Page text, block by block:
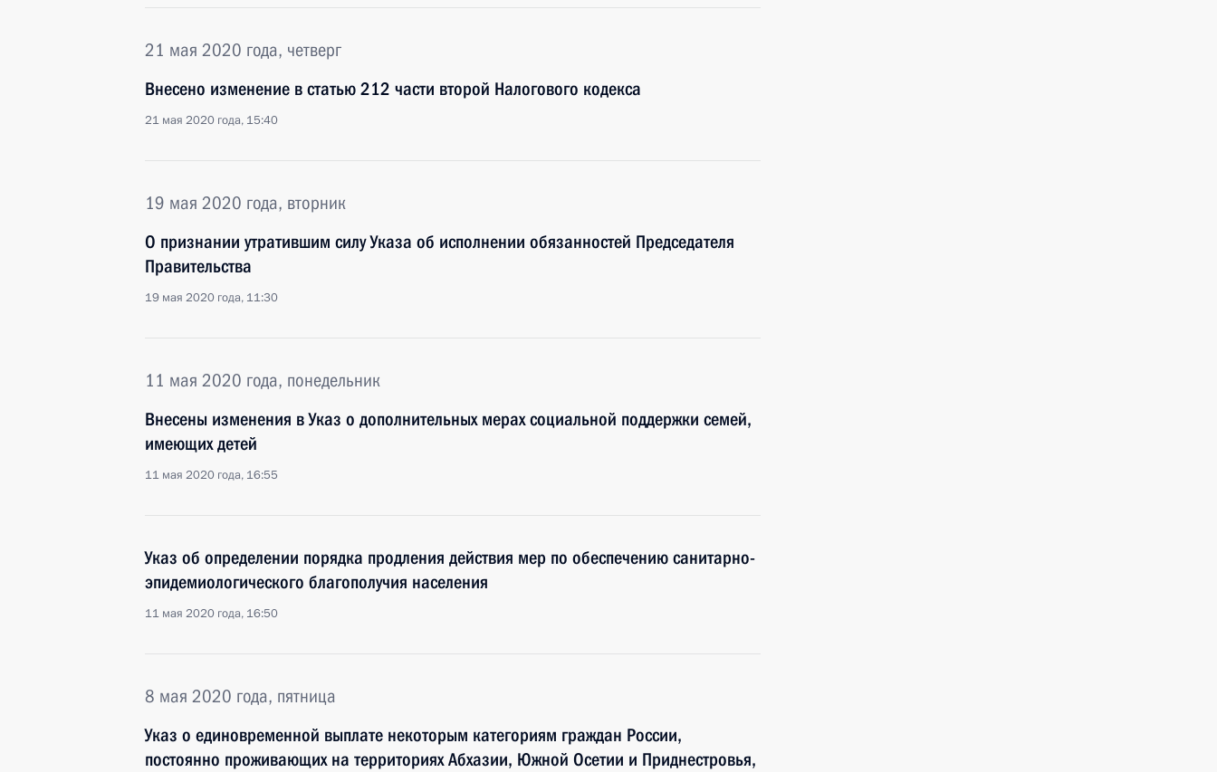
21 мая 2020 года, четверг
Внесено изменение в статью 212 части второй Налогового кодекса
21 мая 2020 года, 15:40
19 мая 2020 года, вторник
О признании утратившим силу Указа об исполнении обязанностей Председателя
Правительства
19 мая 2020 года, 11:30
11 мая 2020 года, понедельник
Внесены изменения в Указ о дополнительных мерах социальной поддержки семей,
имеющих детей
11 мая 2020 года, 16:55
Указ об определении порядка продления действия мер по обеспечению санитарно-
эпидемиологического благополучия населения
11 мая 2020 года, 16:50
8 мая 2020 года, пятница
Указ о единовременной выплате некоторым категориям граждан России,
постоянно проживающих на территориях Абхазии, Южной Осетии и Приднестровья,